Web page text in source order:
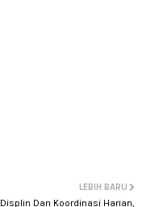
LEBIH BARU
Displin Dan Koordinasi Harian,